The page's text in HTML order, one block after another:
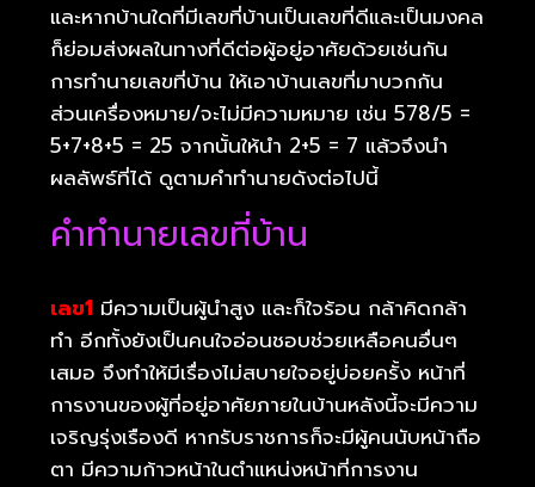
และหากบ้านใดที่มีเลขที่บ้านเป็นเลขที่ดีและเป็นมงคล
ก็ย่อมส่งผลในทางที่ดีต่อผู้อยู่อาศัยด้วยเช่นกัน
การทำนายเลขที่บ้าน ให้เอาบ้านเลขที่มาบวกกัน
ส่วนเครื่องหมาย/จะไม่มีความหมาย เช่น 578/5 =
5+7+8+5 = 25 จากนั้นให้นำ 2+5 = 7 แล้วจึงนำ
ผลลัพธ์ที่ได้ ดูตามคำทำนายดังต่อไปนี้
คำทำนายเลขที่บ้าน
เลข1 มีความเป็นผู้นำสูง และก็ใจร้อน กล้าคิดกล้า
ทำ อีกทั้งยังเป็นคนใจอ่อนชอบช่วยเหลือคนอื่นๆ
เสมอ จึงทำให้มีเรื่องไม่สบายใจอยู่บ่อยครั้ง หน้าที่
การงานของผู้ที่อยู่อาศัยภายในบ้านหลังนี้จะมีความ
เจริญรุ่งเรืองดี หากรับราชการก็จะมีผู้คนนับหน้าถือ
ตา มีความก้าวหน้าในตำแหน่งหน้าที่การงาน